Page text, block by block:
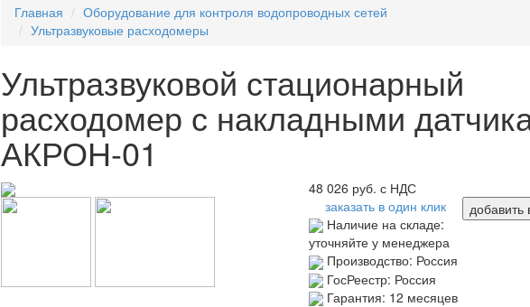
Главная
Оборудование для контроля водопроводных сетей
Ультразвуковые расходомеры
Ультразвуковой стационарный
расходомер с накладными
АКРОН-01
48 026 руб. с НДС
добавить
заказать в один клик
Наличие на складе:
уточняйте у менеджера
Производство: Россия
ГосРеестр: Россия
Гарантия: 12 месяцев